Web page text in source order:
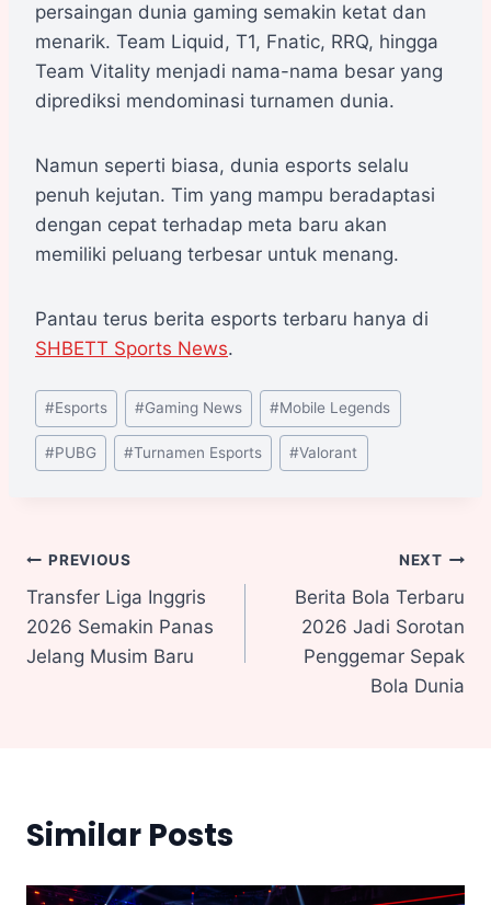
persaingan dunia gaming semakin ketat dan
menarik. Team Liquid, T1, Fnatic, RRQ, hingga
Team Vitality menjadi nama-nama besar yang
diprediksi mendominasi turnamen dunia.
Namun seperti biasa, dunia esports selalu
penuh kejutan. Tim yang mampu beradaptasi
dengan cepat terhadap meta baru akan
memiliki peluang terbesar untuk menang.
Pantau terus berita esports terbaru hanya di
SHBETT Sports News.
#Esports #Gaming News #Mobile Legends
#PUBG #Turnamen Esports #Valorant
PREVIOUS
Transfer Liga Inggris
2026 Semakin Panas
Jelang Musim Baru
NEXT
Berita Bola Terbaru
2026 Jadi Sorotan
Penggemar Sepak
Bola Dunia
Similar Posts